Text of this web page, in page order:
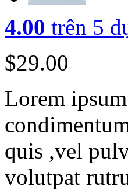
4.00 trên 5
$29.00
Lorem
quis ,vel
volutpat